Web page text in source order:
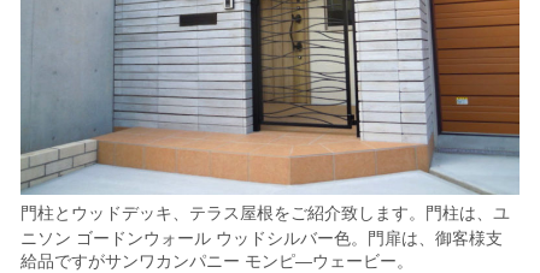
門柱と ウッドデッキ、テラス屋根をご紹介致します。 門柱は、 ユ
ニソン ゴードンウォール ウッドシルバー色。 門扉は、御客様支
給品ですがサンワカンパニー モンピ―ウェービー。